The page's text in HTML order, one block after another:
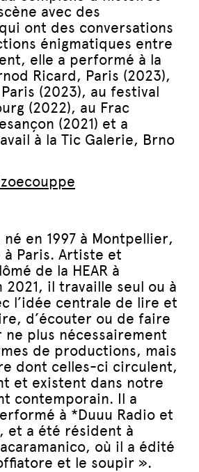
avec des
ont des conversations
énigmatiques entre
elle a performé à la
Ricard, Paris (2023),
(2023), au festival
(2022), au Frac
(2021) et a
à la Tic Galerie, Brno
né en 1997 à Montpellier,
Paris. Artiste et
de la HEAR à
2021, il travaille seul ou à
l’idée centrale de lire et
d’écouter ou de faire
plus nécessairement
de productions, mais
dont celles-ci circulent,
et existent dans notre
contemporain. Il a
à *Duuu Radio et
et a été résident à
où il a édité
et le soupir ».